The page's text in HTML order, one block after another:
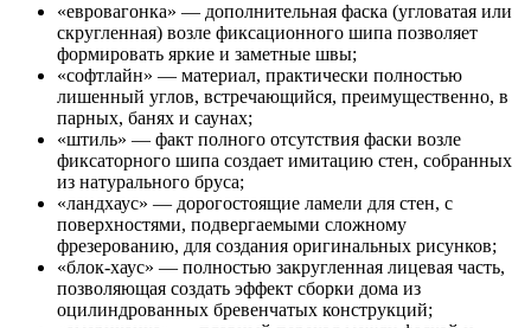
«евровагонка» — дополнительная фаска (угловатая или
скругленная) возле фиксационного шипа позволяет
формировать яркие и заметные швы;
«софтлайн» — материал, практически полностью
лишенный углов, встречающийся, преимущественно, в
парных, банях и саунах;
«штиль» — факт полного отсутствия фаски возле
фиксаторного шипа создает имитацию стен, собранных
из натурального бруса;
«ландхаус» — дорогостоящие ламели для стен, с
поверхностями, подвергаемыми сложному
фрезерованию, для создания оригинальных рисунков;
«блок-хаус» — полностью закругленная лицевая часть,
позволяющая создать эффект сборки дома из
оцилиндрованных бревенчатых конструкций;